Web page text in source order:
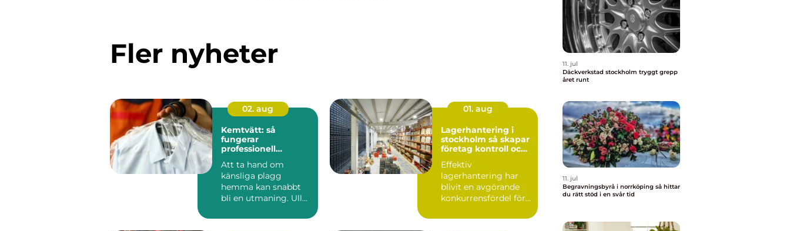
Fler nyheter
02. aug
Kemtvätt: så
fungerar
professionell
Att ta hand om
känsliga plagg
hemma kan snabbt
bli en utmaning. Ull
som tapp...
01. aug
Lagerhantering i
stockholm så skapar
företag kontroll och
Effektiv
lagerhantering har
blivit en avgörande
konkurrensfördel för
När varufl...
11. jul
Däckverkstad stockholm tryggt grepp
året runt
11. jul
Begravningsbyrå i norrköping så hittar
du rätt stöd i en svår tid